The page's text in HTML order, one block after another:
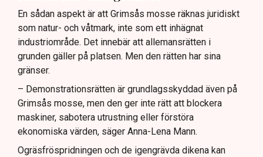
En sådan aspekt är att Grimsås mosse räknas juridiskt
som natur- och våtmark, inte som ett inhägnat
industriområde. Det innebär att allemansrätten i
grunden gäller på platsen. Men den rätten har sina
gränser.
– Demonstrationsrätten är grundlagsskyddad även på
Grimsås mosse, men den ger inte rätt att blockera
maskiner, sabotera utrustning eller förstöra
ekonomiska värden, säger Anna-Lena Mann.
Ogräsfröspridningen och de igengrävda dikena kan